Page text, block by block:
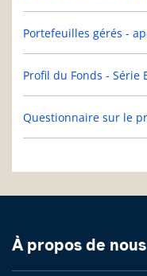
Portefeuilles gérés -
Profil du Fonds - Série
Questionnaire sur le
À propos de nous